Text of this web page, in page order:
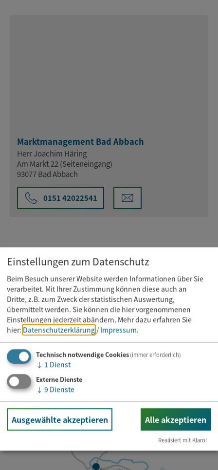
Marktmanagement Bad Abbach
Herr Joachim Häring
Am Markt 22 (Seiteneingang)
93077 Bad Abbach
0151 42022541
Newsletter abonnieren
E-Mail*
Einstellungen zum Datenschutz
Beim Besuch unserer Website werden Informationen über Sie
verarbeitet. Mit Ihrer Zustimmung können diese auch an
Dritte, z.B. zum Zweck der statistischen Auswertung,
übermittelt werden. Sie können die hier vorgenommenen
Einstellungen jederzeit abändern. Mehr dazu erfahren Sie
hier: Datenschutzerklärung / Impressum.
Technisch notwendige Cookies(immer erforderlich)
↓ 1 Dienst
Externe Dienste
↓ 9 Dienste
Ausgewählte akzeptieren Alle akzeptieren
Realisiert mit Klaro!